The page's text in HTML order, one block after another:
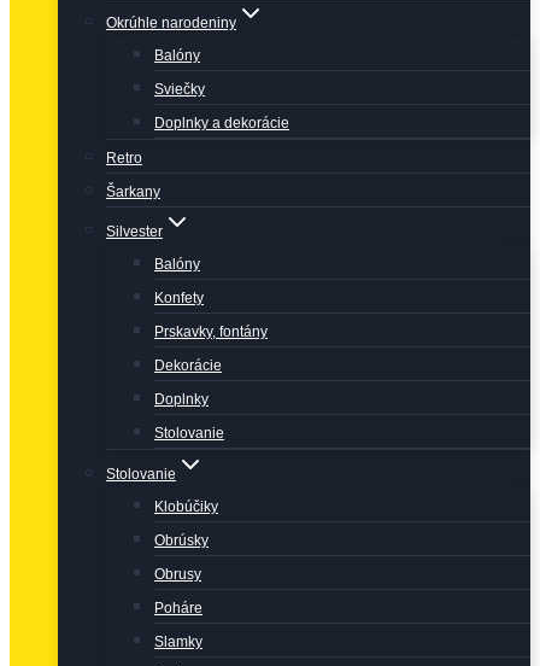
Okrúhle narodeniny
Balóny
Sviečky
Doplnky a dekorácie
Retro
Šarkany
Silvester
Balóny
Konfety
Prskavky, fontány
Dekorácie
Doplnky
Stolovanie
Stolovanie
Klobúčiky
Obrúsky
Obrusy
Poháre
Slamky